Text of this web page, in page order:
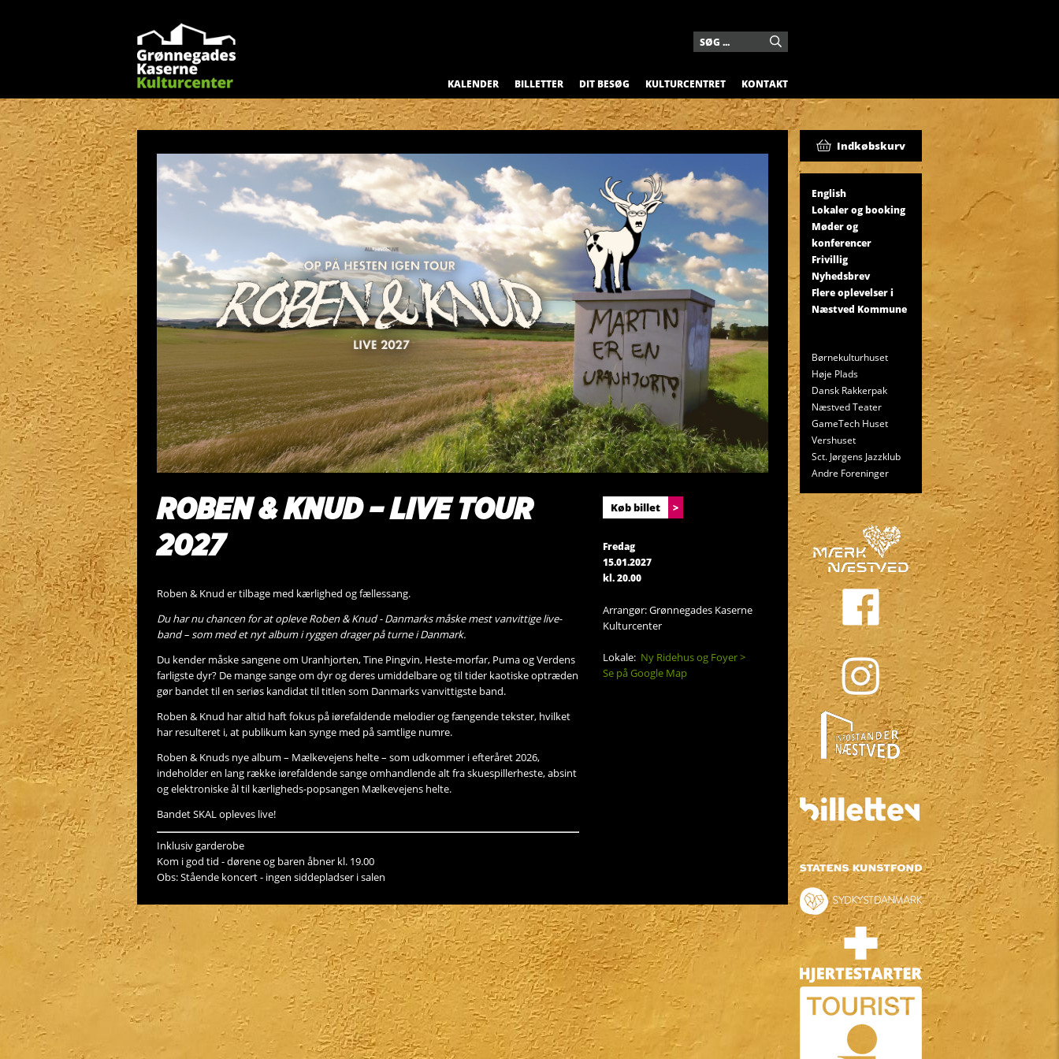
KALENDER BILLETTER DIT BESØG KULTURCENTRET KONTAKT
ROBEN & KNUD – LIVE TOUR
2027
Roben & Knud er tilbage med kærlighed og fællessang.
Du har nu chancen for at opleve Roben & Knud - Danmarks måske mest vanvittige live-
band – som med et nyt album i ryggen drager på turne i Danmark.
Du kender måske sangene om Uranhjorten, Tine Pingvin, Heste-morfar, Puma og Verdens
farligste dyr? De mange sange om dyr og deres umiddelbare og til tider kaotiske optræden
gør bandet til en seriøs kandidat til titlen som Danmarks vanvittigste band.
Roben & Knud har altid haft fokus på iørefaldende melodier og fængende tekster, hvilket
har resulteret i, at publikum kan synge med på samtlige numre.
Roben & Knuds nye album – Mælkevejens helte – som udkommer i efteråret 2026,
indeholder en lang række iørefaldende sange omhandlende alt fra skuespillerheste, absint
og elektroniske ål til kærligheds-popsangen Mælkevejens helte.
Bandet SKAL opleves live!
Inklusiv garderobe
Kom i god tid - dørene og baren åbner kl. 19.00
Obs: Stående koncert - ingen siddepladser i salen
Køb billet >
Fredag
15.01.2027
kl. 20.00
Arrangør: Grønnegades Kaserne
Kulturcenter
Lokale: Ny Ridehus og Foyer >
Se på Google Map
Indkøbskurv
English
Lokaler og booking
Møder og
konferencer
Frivillig
Nyhedsbrev
Flere oplevelser i
Næstved Kommune
Børnekulturhuset
Høje Plads
Dansk Rakkerpak
Næstved Teater
GameTech Huset
Vershuset
Sct. Jørgens Jazzklub
Andre Foreninger